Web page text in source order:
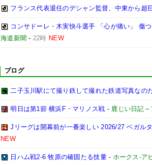
フランス代表退任のデシャン監督、中東から超
コンサドーレ・木実快斗選手 「心が痛い」 傷
海道新聞 - 22時 NEW
ブログ
二子玉川駅にて撮り鉄して撮れた鉄道写真なの
明日は第1節 横浜F・マリノス戦 - 鹿じい日記
Jリーグは開幕前が一番楽しい 2026/27 ベガル
NEW
日ハム戦2-6 牧原の確固たる技量- ホークス-ア